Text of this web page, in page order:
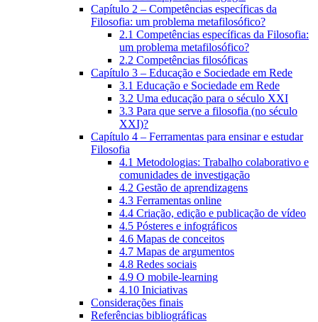
Capítulo 2 – Competências específicas da
Filosofia: um problema metafilosófico?
2.1 Competências específicas da Filosofia:
um problema metafilosófico?
2.2 Competências filosóficas
Capítulo 3 – Educação e Sociedade em Rede
3.1 Educação e Sociedade em Rede
3.2 Uma educação para o século XXI
3.3 Para que serve a filosofia (no século
XXI)?
Capítulo 4 – Ferramentas para ensinar e estudar
Filosofia
4.1 Metodologias: Trabalho colaborativo e
comunidades de investigação
4.2 Gestão de aprendizagens
4.3 Ferramentas online
4.4 Criação, edição e publicação de vídeo
4.5 Pósteres e infográficos
4.6 Mapas de conceitos
4.7 Mapas de argumentos
4.8 Redes sociais
4.9 O mobile-learning
4.10 Iniciativas
Considerações finais
Referências bibliográficas